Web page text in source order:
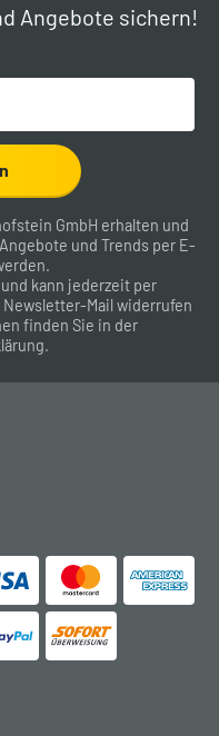
Angebote sichern!
GmbH erhalten und
und Trends per E-
kann jederzeit per
Mail widerrufen
finden Sie in der
.